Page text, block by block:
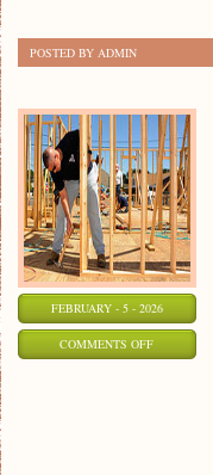
POSTED BY ADMIN
FEBRUARY - 5 - 2026
COMMENTS OFFON